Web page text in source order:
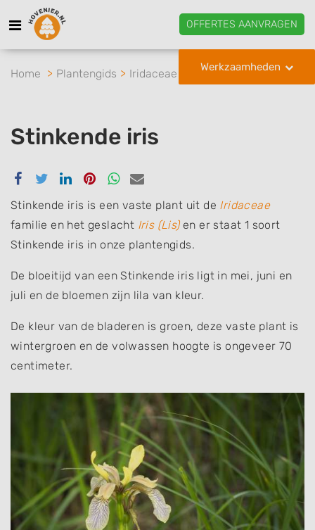
OFFERTES AANVRAGEN
Werkzaamheden
Home Plantengids Iridaceae Iris Stinkende iris
Stinkende iris
Delen
Facebook
Delen
Twitter
Delen
Linkedin
Delen
Pinterest
Delen
Whatsapp
Delen
email
Stinkende iris is een vaste plant uit de Iridaceae
familie en het geslacht Iris (Lis)en er staat 1 soort
Stinkende iris in onze plantengids.
De bloeitijd van een Stinkende iris ligt in mei, juni en
juli en de bloemen zijn lila van kleur.
De kleur van de bladeren is groen, deze vaste plant is
wintergroen en de volwassen hoogte is ongeveer 70
centimeter.